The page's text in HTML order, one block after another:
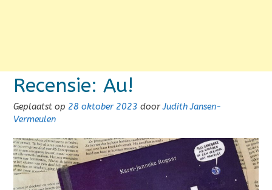
Recensie: Au!
Geplaatst op 28 oktober 2023 doorJudith Jansen-
Vermeulen